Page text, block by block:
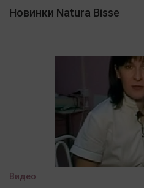
Новинки Natura Bisse
Видео